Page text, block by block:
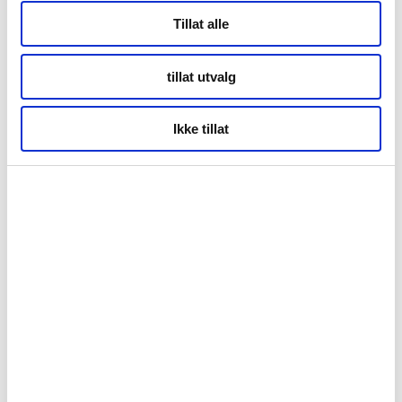
Tillat alle
tillat utvalg
Ikke tillat
Tromsø